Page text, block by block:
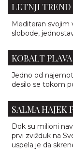
LETNJI TREND
Mediteran svojim
slobode,
KOBALT
Jedno od
desilo se tokom
SALMA HAJEK
Dok su milioni
prvi zvižduk na
uspela je da